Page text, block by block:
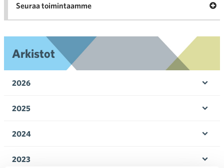
Seuraa toimintaamme
Arkistot
2026
2025
2024
2023